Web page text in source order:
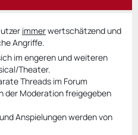
immerwertschätzend und
Angriffe.
im engeren und weiteren
Theater.
Threads im Forum
der Moderation freigegeben
Anspielungen werden von